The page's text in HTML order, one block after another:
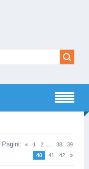
Pagini: « 1 2 ... 38
39
40
41 42 »